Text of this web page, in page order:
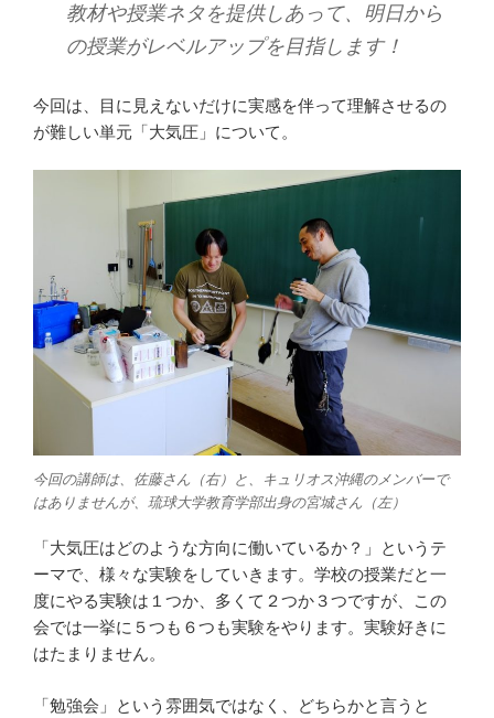
教材や授業ネタを提供しあって、明日から
の授業がレベルアップを目指します！
今回は、目に見えないだけに実感を伴って理解させるの
が難しい単元「大気圧」について。
今回の講師は、佐藤さん（右）と、キュリオス沖縄のメンバーで
はありませんが、琉球大学教育学部出身の宮城さん（左）
「大気圧はどのような方向に働いているか？」というテ
ーマで、様々な実験をしていきます。学校の授業だと一
度にやる実験は１つか、多くて２つか３つですが、この
会では一挙に５つも６つも実験をやります。実験好きに
はたまりません。
「勉強会」という雰囲気ではなく、どちらかと言うと